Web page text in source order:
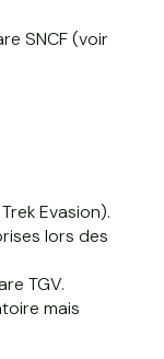
SNCF (voir
Evasion).
lors des
TGV.
mais